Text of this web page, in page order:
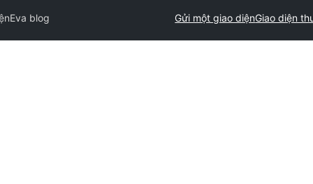
Eva blog Gửi một giao diệnGiao diện